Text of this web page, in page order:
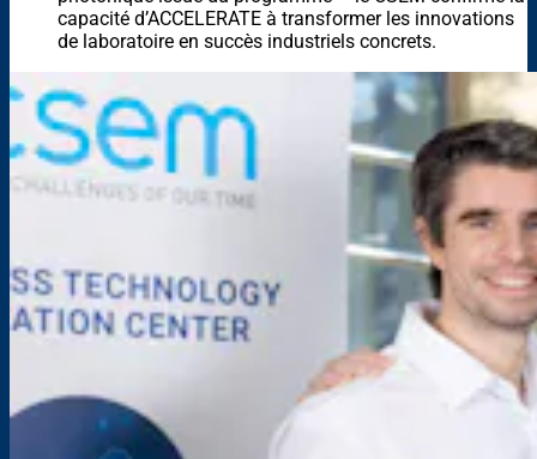
capacité d’ACCELERATE à transformer les innovations
de laboratoire en succès industriels concrets.